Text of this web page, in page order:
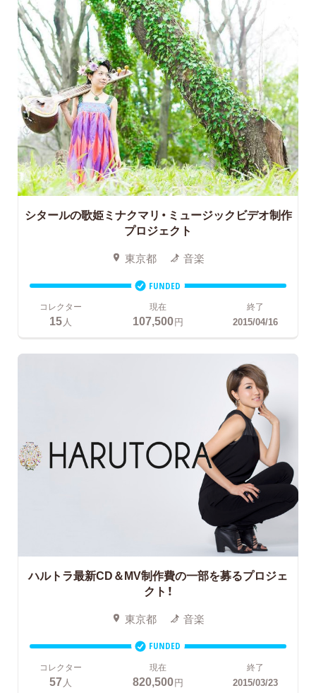
シタールの歌姫ミナクマリ・ミュージックビデオ制作
プロジェクト
東京都 音楽
FUNDED
コレクター
15人
現在
107,500円
終了
2015/04/16
ハルトラ最新CD＆MV制作費の一部を募るプロジェ
クト！
東京都 音楽
FUNDED
コレクター
57 人
現在
820,500円
終了
2015/03/23